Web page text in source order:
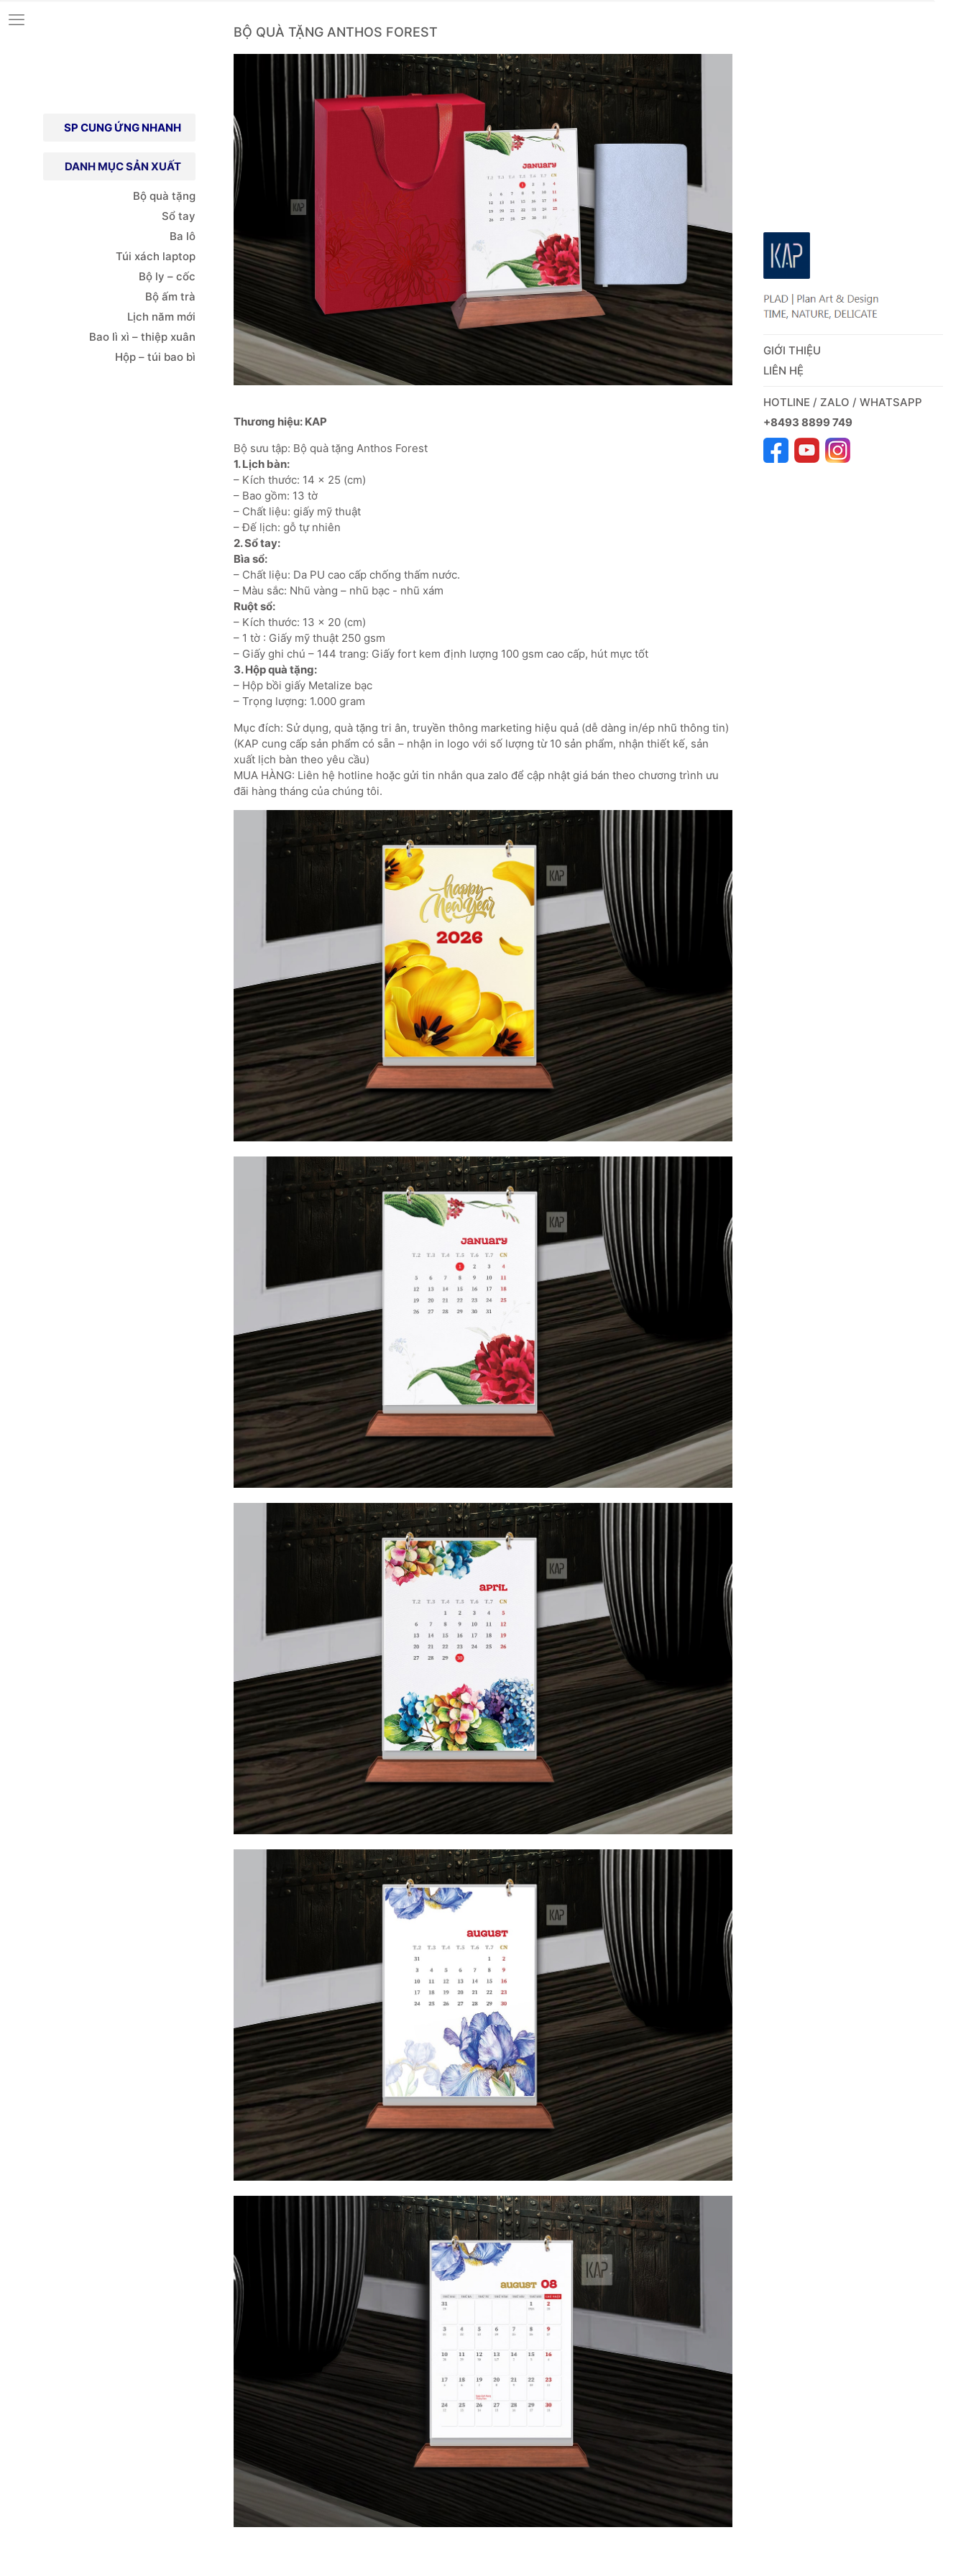
BỘ QUÀ TẶNG ANTHOS FOREST
Thương hiệu: KAP
Bộ sưu tập: Bộ quà tặng Anthos Forest
1. Lịch bàn:
– Kích thước: 14 x 25 (cm)
– Bao gồm: 13 tờ
– Chất liệu: giấy mỹ thuật
– Đế lịch: gỗ tự nhiên
2. Sổ tay:
Bìa sổ:
– Chất liệu: Da PU cao cấp chống thấm nước.
– Màu sắc: Nhũ vàng – nhũ bạc - nhũ xám
Ruột sổ:
– Kích thước: 13 x 20 (cm)
– 1 tờ : Giấy mỹ thuật 250 gsm
– Giấy ghi chú – 144 trang: Giấy fort kem định lượng 100 gsm cao cấp, hút mực tốt
3.Hộp quà tặng:
– Hộp bồi giấy Metalize bạc
– Trọng lượng: 1.000 gram
Mục đích: Sử dụng, quà tặng tri ân, truyền thông marketing hiệu quả (dễ dàng in/ép nhũ thông tin)
(KAP cung cấp sản phẩm có sẵn – nhận in logo với số lượng từ 10 sản phẩm, nhận thiết kế, sản
xuất lịch bàn theo yêu cầu)
MUA HÀNG: Liên hệ hotline hoặc gửi tin nhắn qua zalo để cập nhật giá bán theo chương trình ưu
đãi hàng tháng của chúng tôi.
SP CUNG ỨNG NHANH
DANH MỤC SẢN XUẤT
Bộ quà tặng
Sổ tay
Ba lô
Túi xách laptop
Bộ ly – cốc
Bộ ấm trà
Lịch năm mới
Bao lì xì – thiệp xuân
Hộp – túi bao bì
GIỚI THIỆU
LIÊN HỆ
HOTLINE / ZALO / WHATSAPP
+8493 8899 749